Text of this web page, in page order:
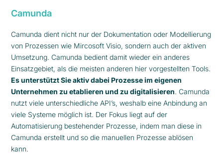
Camunda
Camunda dient nicht nur der Dokumentation oder Modellierung
von Prozessen wie Mircosoft Visio, sondern auch der aktiven
Umsetzung. Camunda bedient damit wieder ein anderes
Einsatzgebiet, als die meisten anderen hier vorgestellten Tools.
Es unterstützt Sie aktiv dabei Prozesse im eigenen
Unternehmen zu etablieren und zu digitalisieren. Camunda
nutzt viele unterschiedliche API’s, weshalb eine Anbindung an
viele Systeme möglich ist. Der Fokus liegt auf der
Automatisierung bestehender Prozesse, indem man diese in
Camunda erstellt und so die manuellen Prozesse ablösen
kann.